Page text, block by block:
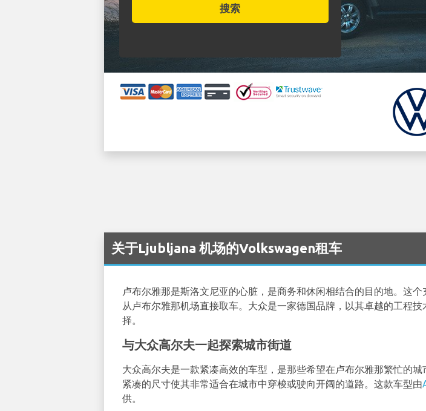
搜索
关于Ljubljana 机场的Volkswagen租车
卢布尔雅那是斯洛文尼亚的心脏，是商务和休闲相结合的目的地。这
从卢布尔雅那机场直接取车。大众是一家德国品牌，以其卓越的工程
择。
与大众高尔夫一起探索城市街道
大众高尔夫是一款紧凑高效的车型，是那些希望在卢布尔雅那繁忙的
紧凑的尺寸使其非常适合在城市中穿梭或驶向开阔的道路。这款车型由
供。